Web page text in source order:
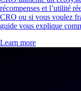
récompenses et l’utilité
CRO ou si vous voulez
guide vous explique
Learn more